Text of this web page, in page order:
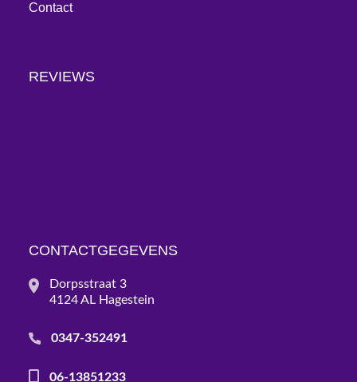
Contact
REVIEWS
CONTACTGEGEVENS
Dorpsstraat 3
4124 AL Hagestein
0347-352491
06-13851233